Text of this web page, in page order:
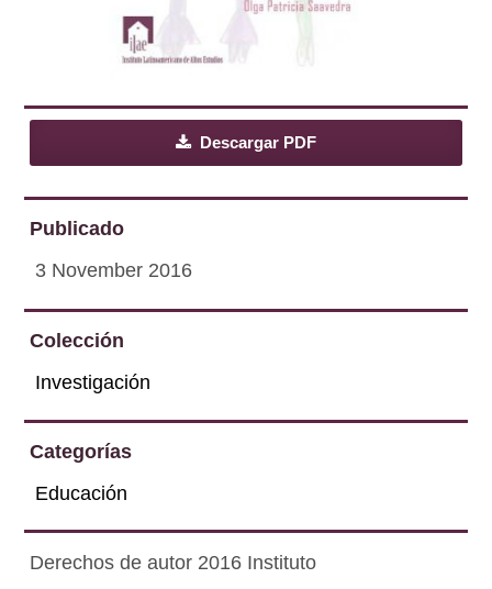
Descargar PDF
Publicado
3 November 2016
Colección
Investigación
Categorías
Educación
Derechos de autor 2016 Instituto